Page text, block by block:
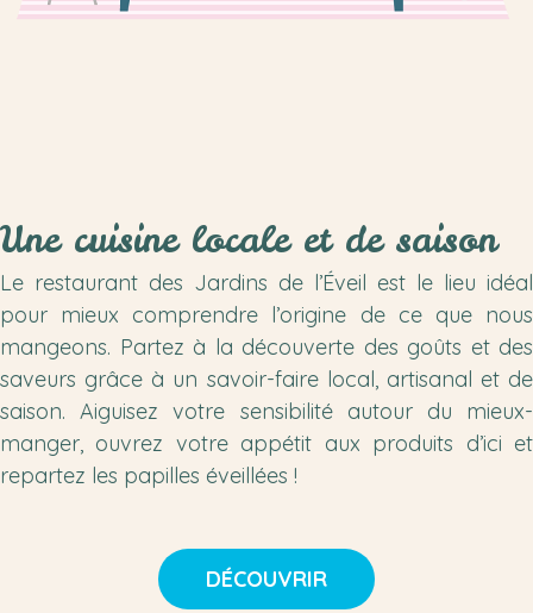
Une cuisine locale et de saison
Le restaurant des Jardins de l’Éveil est le lieu idéal
pour mieux comprendre l’origine de ce que nous
mangeons. Partez à la découverte des goûts et des
saveurs grâce à un savoir-faire local, artisanal et de
saison. Aiguisez votre sensibilité autour du mieux-
manger, ouvrez votre appétit aux produits d’ici et
repartez les papilles éveillées !
DÉCOUVRIR